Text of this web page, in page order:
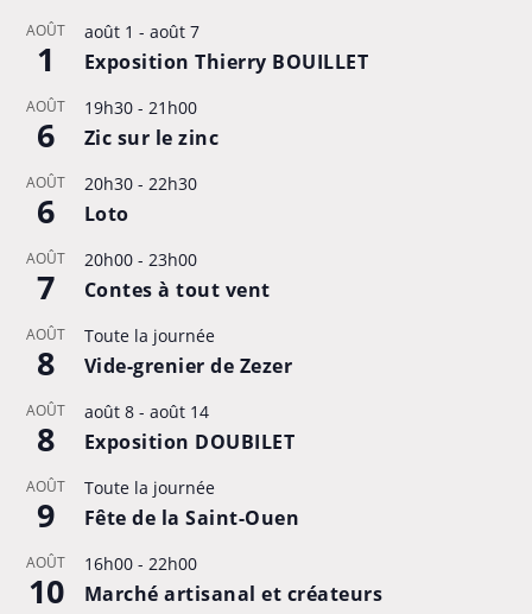
AOÛT
1
août 1 - août 7
Exposition Thierry BOUILLET
AOÛT
6
19h30- 21h00
Zic sur le zinc
AOÛT
6
20h30- 22h30
Loto
AOÛT
7
20h00- 23h00
Contes à tout vent
AOÛT
8
Toute la journée
Vide-grenier de Zezer
AOÛT
8
août 8- août 14
Exposition DOUBILET
AOÛT
9
Toute la journée
Fête de la Saint-Ouen
AOÛT
10
16h00- 22h00
Marché artisanal et créateurs